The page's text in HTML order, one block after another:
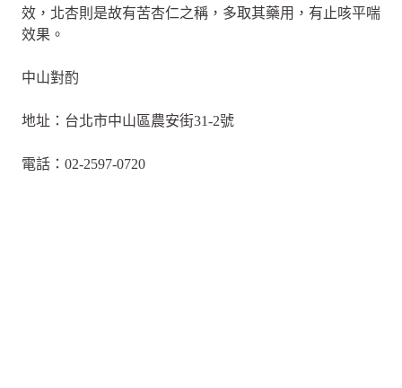
效，北杏則是故有苦杏仁之稱，多取其藥用，有止咳平喘
效果。
中山對酌
地址：台北市中山區農安街31-2號
電話：02-2597-0720